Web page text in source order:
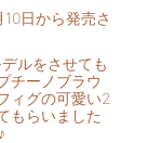
日から発売さ
ルをさせても
チーノブラウ
ィグの可愛い2
もらいました